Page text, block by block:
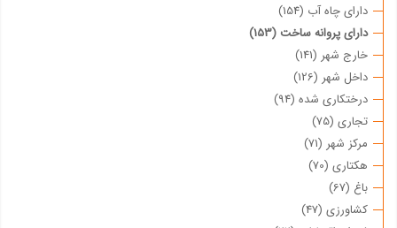
دارای چاه آب (154)
دارای پروانه ساخت (153)
خارج شهر (141)
داخل شهر (126)
درختکاری شده (94)
تجاری (75)
مرکز شهر (71)
هکتاری (70)
باغ (67)
کشاورزی (47)